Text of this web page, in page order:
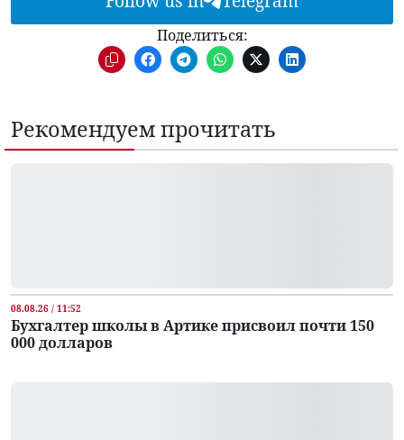
Поделиться:
Рекомендуем прочитать
08.08.26 / 11:52
Бухгалтер школы в Артике присвоил почти 150
000 долларов